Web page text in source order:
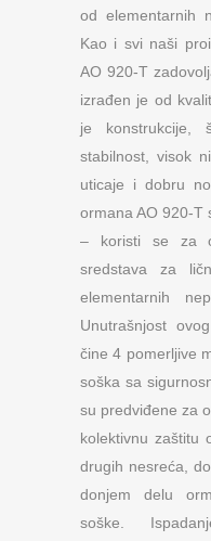
od elementarnih
Kao i svi naši
AO 920-T
izrađen je od
je konstrukcije,
stabilnost, visok
uticaje i dobru
ormana AO 920-T
– koristi se za
sredstava za
elementarnih
Unutrašnjost
čine 4 pomerljive
soška sa
su predviđene za
kolektivnu zaštitu
drugih nesreća,
donjem delu
soške.